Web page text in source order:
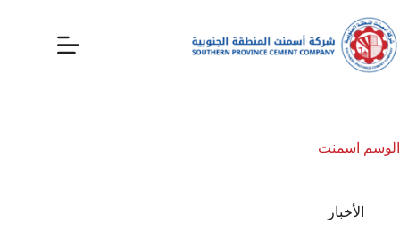
الوسم اسمنت
الأخبار